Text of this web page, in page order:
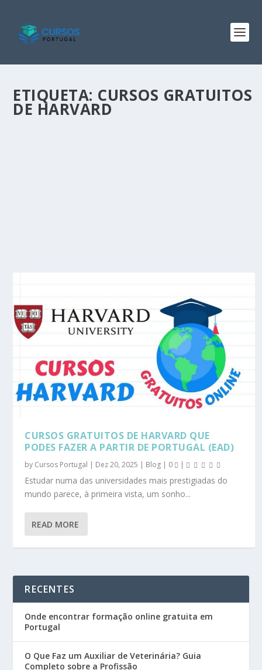
ETIQUETA: CURSOS GRATUITOS
DE HARVARD
CURSOS GRATUITOS DE HARVARD QUE
PODES FAZER A PARTIR DE PORTUGAL (EAD)
by Cursos Portugal | Dez 20, 2025 | Blog | 0 |
Estudar numa das universidades mais prestigiadas do
mundo parece, à primeira vista, um sonho...
READ MORE
RECENTES
Onde encontrar formação online gratuita em
Portugal
O Que Faz um Auxiliar de Veterinária? Guia
Completo sobre a Profissão